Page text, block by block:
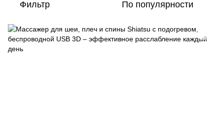
Фильтр По популярности